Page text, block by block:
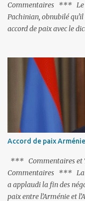
Commentaires *** Le
Pachinian, obnubilé
accord de paix avec le
C'est hélas fort peu
pas ses points forts,
tandem turco-azéri.
l'URSS, il est
l'Arménie réelle ».
trouvent pas grâce à
de les traîner en justice.
pas, il s'attaque aux
Accord de paix
*** Commentaires et
Commentaires *** La
a applaudi la fin des
paix entre l’Arménie et